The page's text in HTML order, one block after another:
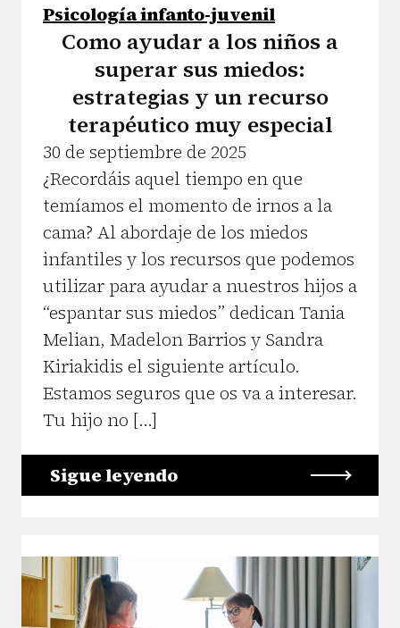
Psicología infanto-juvenil
Como ayudar a los niños a
superar sus miedos:
estrategias y un recurso
terapéutico muy especial
30 de septiembre de 2025
¿Recordáis aquel tiempo en que
temíamos el momento de irnos a la
cama? Al abordaje de los miedos
infantiles y los recursos que podemos
utilizar para ayudar a nuestros hijos a
“espantar sus miedos” dedican Tania
Melian, Madelon Barrios y Sandra
Kiriakidis el siguiente artículo.
Estamos seguros que os va a interesar.
Tu hijo no […]
Sigue leyendo